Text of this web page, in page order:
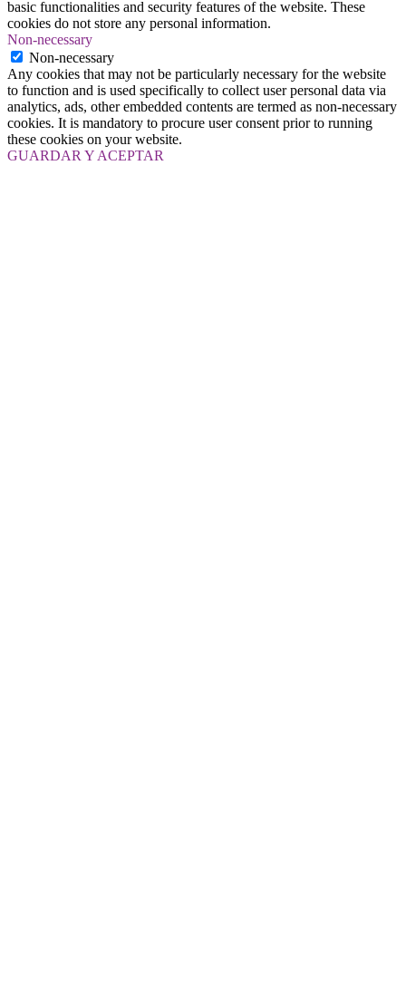
basic functionalities and security features of the website. These
cookies do not store any personal information.
Non-necessary
Non-necessary
Any cookies that may not be particularly necessary for the website
to function and is used specifically to collect user personal data via
analytics, ads, other embedded contents are termed as non-necessary
cookies. It is mandatory to procure user consent prior to running
these cookies on your website.
GUARDAR Y ACEPTAR